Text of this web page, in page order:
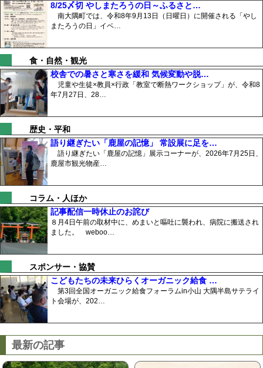
8/25〆切 やしまたろうの日～ふるさと…
南大隅町では、令和8年9月13日（日曜日）に開催される「やし
またろうの日」イベ…
食・自然・観光
校舎での暑さと寒さを緩和 気候変動や脱…
児童や生徒×教員×行政「教室で断熱ワークショップ」が、令和8
年7月27日、28…
歴史・平和
語り継ぎたい「鹿屋の記憶」 常設展に足を…
語り継ぎたい「鹿屋の記憶」展示コーナーが、2026年7月25日、
鹿屋市観光物産…
コラム・人ほか
記事配信一時休止のお詫び
８月4日午前の取材中に、めまいと嘔吐に襲われ、病院に搬送され
ました。 weboo…
スポンサー・協賛
こどもたちの未来ひらくオーガニック給食 …
第3回全国オーガニック給食フォーラムin小山 大隅半島サテライ
ト会場が、202…
最新の記事